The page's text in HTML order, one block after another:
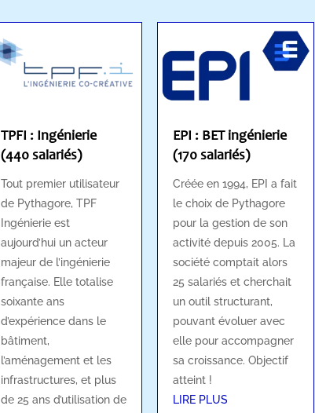
TPFI : Ingénierie
(440 salariés)
Tout premier utilisateur
de Pythagore, TPF
Ingénierie est
aujourd’hui un acteur
majeur de l’ingénierie
française. Elle totalise
soixante ans
d’expérience dans le
bâtiment,
l’aménagement et les
infrastructures, et plus
de 25 ans d’utilisation de
EPI : BET ingénierie
(170 salariés)
Créée en 1994, EPI a fait
le choix de Pythagore
pour la gestion de son
activité depuis 2005. La
société comptait alors
25 salariés et cherchait
un outil structurant,
pouvant évoluer avec
elle pour accompagner
sa croissance. Objectif
atteint !
LIRE PLUS